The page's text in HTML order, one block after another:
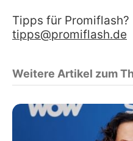
Tipps für Promiflash?
tipps@promiflash.de
Weitere Artikel zum